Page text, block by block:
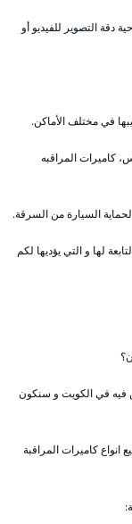
دقة التصوير للفيديو أو
في مختلف الأماكن.
كاميرات المراقبه
السيارة من السرقة.
لها و التي يؤديها لكم
فيه في الكويت و سنكون
انواع كاميرات المراقبة